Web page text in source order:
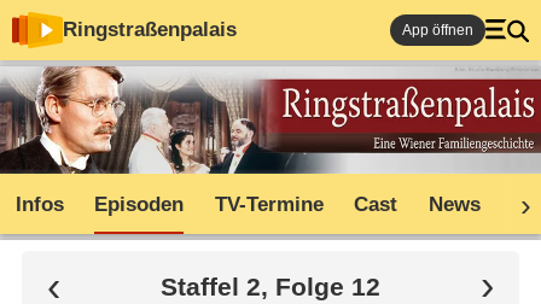
Ringstraßenpalais App öffnen
Infos Episoden TV-Termine Cast News
Staffel 2, Folge 12